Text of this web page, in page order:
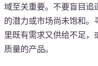
域至关重要。不要盲目追
的潜力或市场尚未饱和。
里既有需求又供给不足
质量的产品。